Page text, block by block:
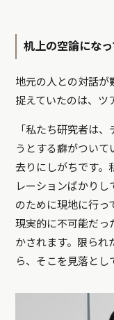
机上の空論にな
地元の人との対話が
捉えていたのは、ツ
「私たち研究者は
うとする癖がついて
去りにしがちです。
レーションばかり
のために現地に行っ
現実的に不可能だっ
かされます。限られ
ら、そこを見落とし